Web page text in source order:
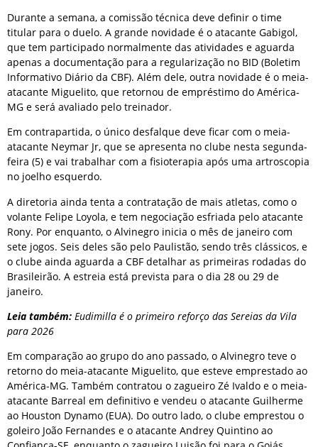
Durante a semana, a comissão técnica deve definir o time
titular para o duelo. A grande novidade é o atacante Gabigol,
que tem participado normalmente das atividades e aguarda
apenas a documentação para a regularização no BID (Boletim
Informativo Diário da CBF). Além dele, outra novidade é o meia-
atacante Miguelito, que retornou de empréstimo do América-
MG e será avaliado pelo treinador.
Em contrapartida, o único desfalque deve ficar com o meia-
atacante Neymar Jr, que se apresenta no clube nesta segunda-
feira (5) e vai trabalhar com a fisioterapia após uma artroscopia
no joelho esquerdo.
A diretoria ainda tenta a contratação de mais atletas, como o
volante Felipe Loyola, e tem negociação esfriada pelo atacante
Rony. Por enquanto, o Alvinegro inicia o mês de janeiro com
sete jogos. Seis deles são pelo Paulistão, sendo três clássicos, e
o clube ainda aguarda a CBF detalhar as primeiras rodadas do
Brasileirão. A estreia está prevista para o dia 28 ou 29 de
janeiro.
Leia também: Eudimilla é o primeiro reforço das Sereias da Vila
para 2026
Em comparação ao grupo do ano passado, o Alvinegro teve o
retorno do meia-atacante Miguelito, que esteve emprestado ao
América-MG. Também contratou o zagueiro Zé Ivaldo e o meia-
atacante Barreal em definitivo e vendeu o atacante Guilherme
ao Houston Dynamo (EUA). Do outro lado, o clube emprestou o
goleiro João Fernandes e o atacante Andrey Quintino ao